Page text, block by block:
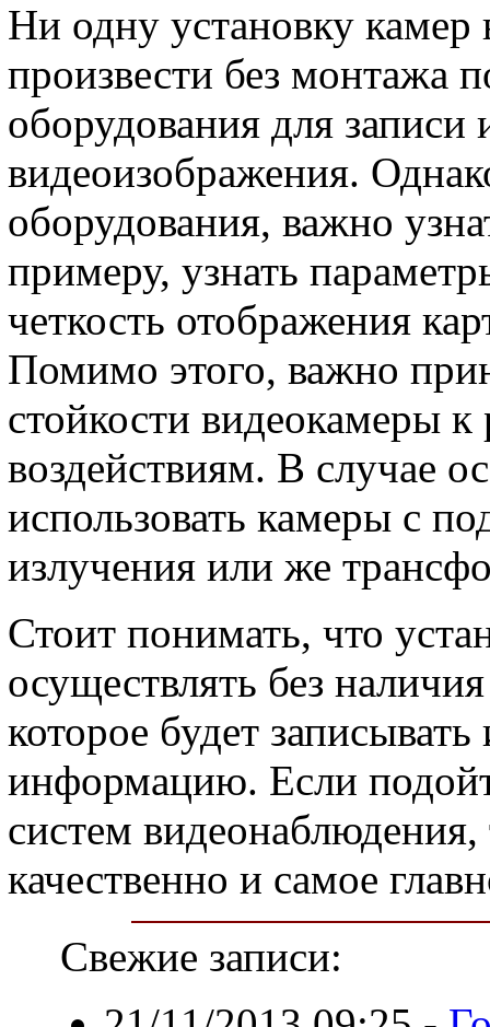
Ни одну установку камер
произвести без монтажа
оборудования для
видеоизображения.
оборудования, важно
примеру, узнать
четкость отображения
Помимо этого, важно
стойкости видеокамеры
воздействиям. В случае
использовать камеры с
излучения или же
Стоит понимать, что
осуществлять без
которое будет
информацию. Если
систем видеонаблюдения,
качественно и самое
Свежие записи: